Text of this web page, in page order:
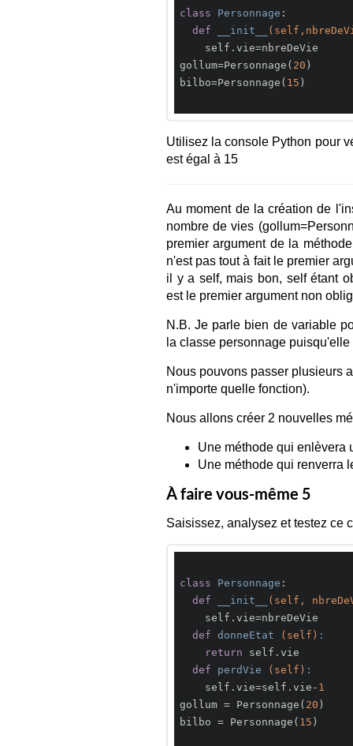
class Personnage :
def
__init__
gollum=Personnage( 20 )
bilbo=Personnage( 15 )
Utilisez la console Python pour
est égal à 15
Au moment de la création de
nombre de vies
premier argument de la
n'est pas tout à fait le premier
il y a self, mais bon, self étant
est le premier argument non
N.B. Je parle bien de variable
la classe personnage
Nous pouvons passer plusieurs
n'importe quelle fonction).
Nous allons créer 2 nouvelles
Une méthode qui enlèvera
Une méthode qui renverra
À faire vous-même 5
Saisissez, analysez et testez ce
class Personnage :
def
__init__
(self,
def donneEtat (self) :
return self.vie
def
perdVie (self) :
    self.vie=self.vie-
1
gollum = Personnage( 20 )
bilbo = Personnage( 15 )